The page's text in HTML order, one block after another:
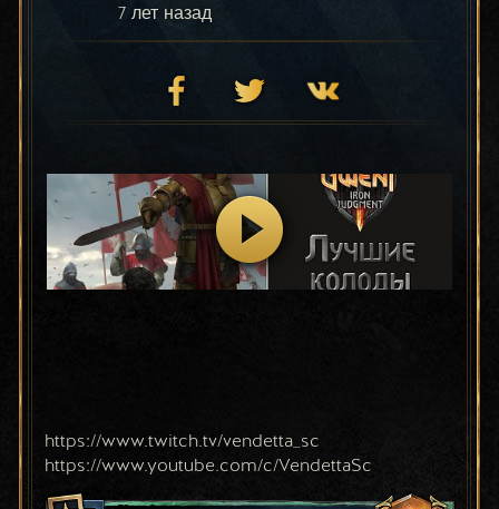
7 лет назад
https://www.twitch.tv/vendetta_sc
https://www.youtube.com/c/VendettaSc